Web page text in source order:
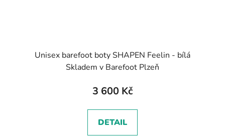
Unisex barefoot boty SHAPEN Feelin - bílá
Skladem v Barefoot Plzeň
3 600 Kč
DETAIL